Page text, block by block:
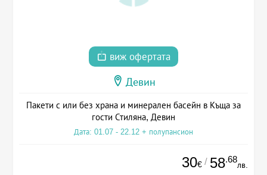
виж офертата
Девин
Пакети с или без храна и минерален басейн в Къща за
гости Стиляна, Девин
Дата: 01.07 - 22.12 + полупансион
30€ / 58.68
лв.